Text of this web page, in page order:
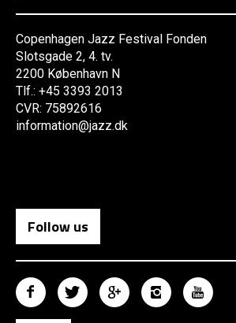
Copenhagen Jazz Festival Fonden
Slotsgade 2, 4. tv.
2200 København N
Tlf.: +45 3393 2013
CVR: 75892616
information@jazz.dk
Follow us